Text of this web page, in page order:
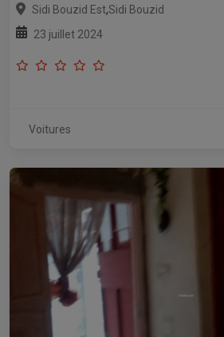
Sidi Bouzid Est,Sidi Bouzid
23 juillet 2024
Voitures